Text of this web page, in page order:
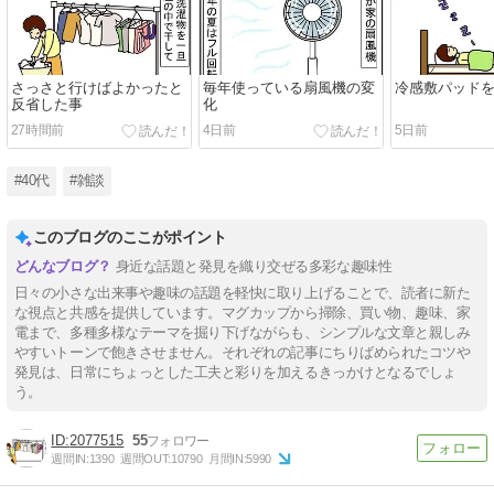
さっさと行けばよかったと
反省した事
27時間前
毎年使っている扇風機の変
化
4日前
冷感敷パッド
5日前
#40代 #雑談
このブログのここがポイント
身近な話題と発見を織り交ぜる多彩な趣味性
日々の小さな出来事や趣味の話題を軽快に取り上げることで、読者に新た
な視点と共感を提供しています。マグカップから掃除、買い物、趣味、家
電まで、多種多様なテーマを掘り下げながらも、シンプルな文章と親しみ
やすいトーンで飽きさせません。それぞれの記事にちりばめられたコツや
発見は、日常にちょっとした工夫と彩りを加えるきっかけとなるでしょ
う。
2077515 55
週間IN:1390 週間OUT:10790 月間IN:5990